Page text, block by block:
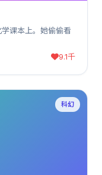
课本上。她偷偷看
9.1千
科幻